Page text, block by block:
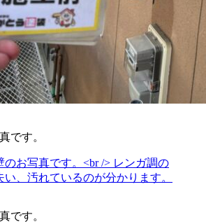
です。
です。